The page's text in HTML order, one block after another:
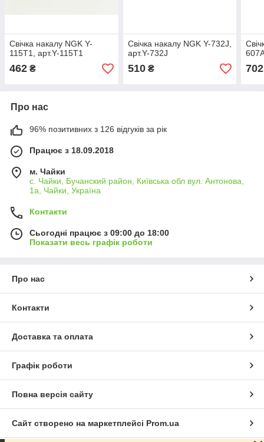
Свічка накалу NGK Y-
115T1, арт.Y-115T1
462 ₴
Свічка накалу NGK Y-732J,
арт.Y-732J
510₴ 702
Про нас
96% позитивних з 126 відгуків за рік
Працює з 18.09.2018
м. Чайки
с. Чайки, Бучанский район, Київська обл вул. Антонова,
1а, Чайки, Україна
Контакти
Сьогодні працює з 09:00 до 18:00
Показати весь графік роботи
Про нас
Контакти
Доставка та оплата
Графік роботи
Повна версія сайту
Сайт створено на маркетплейсі Prom.ua